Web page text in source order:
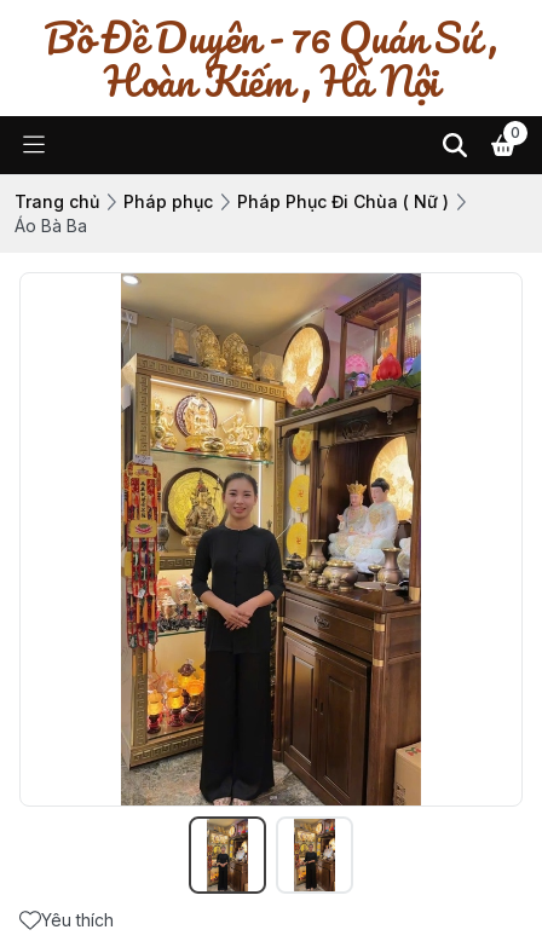
Bồ Đề Duyên - 76 Quán Sứ ,
Hoàn Kiếm , Hà Nội
0
Trang chủ Pháp phục
Pháp Phục Đi Chùa ( Nữ )
Áo Bà Ba
Yêu thích